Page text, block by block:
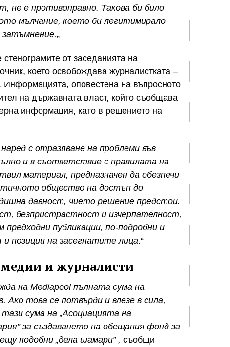
не е противоправно. Такова би било
мълчание, което би легитимирало
„
от заседанията на
което освобождава журналистката –
Информацията, оповестена на въпросното
на държавната власт, който съобщава
информация, като в решението на
с отразяване на проблеми във
и в съответствие с правилата на
материал, предназначен да обезпечи
общество на достъп до
давност, чието решение предстои.
безпристрастност и изчерпателност,
публикации, по-подробни и
позиции на засегнатите лица.“
медии и журналисти
на Mediapool пълната сума на
Ако това се потвърди и влезе в сила,
сума на „Асоциацията на
за създаването на обещания фонд за
подобни „дела шамари” , съобщи